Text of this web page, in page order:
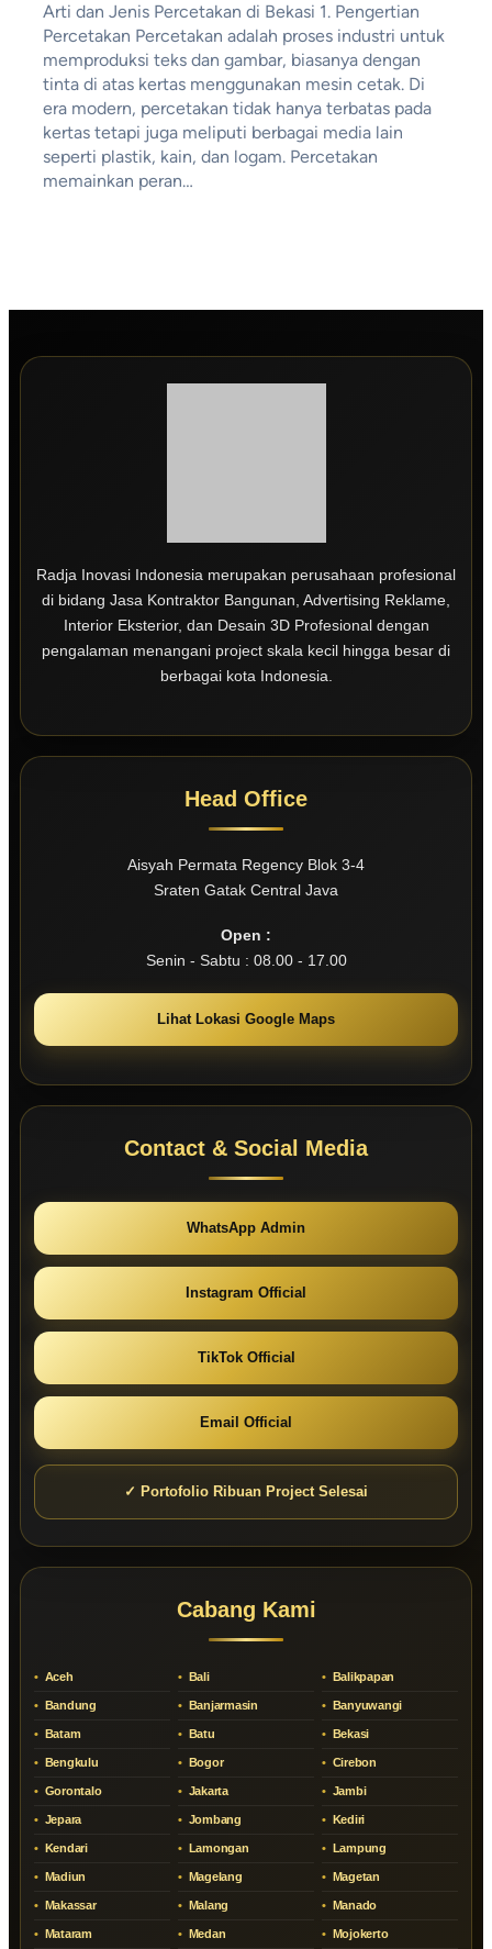
Arti dan Jenis Percetakan di Bekasi 1. Pengertian
Percetakan Percetakan adalah proses industri untuk
memproduksi teks dan gambar, biasanya dengan
tinta di atas kertas menggunakan mesin cetak. Di
era modern, percetakan tidak hanya terbatas pada
kertas tetapi juga meliputi berbagai media lain
seperti plastik, kain, dan logam. Percetakan
memainkan peran…
Radja Inovasi Indonesia merupakan perusahaan profesional
di bidang Jasa Kontraktor Bangunan, Advertising Reklame,
Interior Eksterior, dan Desain 3D Profesional dengan
pengalaman menangani project skala kecil hingga besar di
berbagai kota Indonesia.
Head Office
Aisyah Permata Regency Blok 3-4
Sraten Gatak Central Java
Open :
Senin - Sabtu : 08.00 - 17.00
Lihat Lokasi Google Maps
Contact & Social Media
WhatsApp Admin
Instagram Official
TikTok Official
Email Official
✓ Portofolio Ribuan Project Selesai
Cabang Kami
Aceh Bali Balikpapan
Bandung Banjarmasin Banyuwangi
Batam Batu Bekasi
Bengkulu Bogor Cirebon
Gorontalo Jakarta Jambi
Jepara Jombang Kediri
Kendari Lamongan Lampung
Madiun Magelang Magetan
Makassar Malang Manado
Mataram Medan Mojokerto